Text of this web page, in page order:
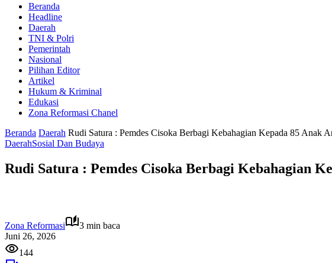
Beranda
Headline
Daerah
TNI & Polri
Pemerintah
Nasional
Pilihan Editor
Artikel
Hukum & Kriminal
Edukasi
Zona Reformasi Chanel
Beranda Daerah Rudi Satura : Pemdes Cisoka Berbagi Kebahagian Kepada 85 Anak
DaerahSosial Dan Budaya
Rudi Satura : Pemdes Cisoka Berbagi Kebahagian
Zona Reformasi
3 min baca
Juni 26, 2026
144